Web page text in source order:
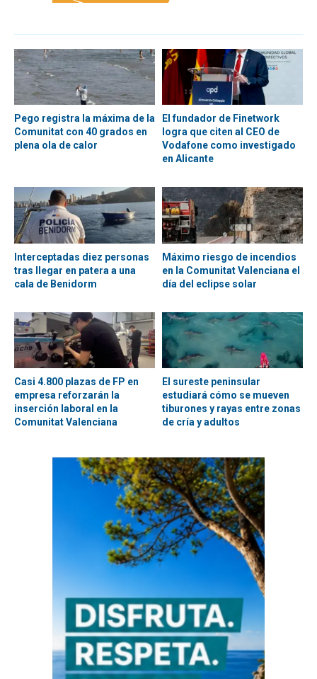
Pego registra la máxima de la
Comunitat con 40 grados en
plena ola de calor
El fundador de Finetwork
logra que citen al CEO de
Vodafone como investigado
en Alicante
Interceptadas diez personas
tras llegar en patera a una
cala de Benidorm
Máximo riesgo de incendios
en la Comunitat Valenciana el
día del eclipse solar
Casi 4.800 plazas de FP en
empresa reforzarán la
inserción laboral en la
Comunitat Valenciana
El sureste peninsular
estudiará cómo se mueven
tiburones y rayas entre zonas
de cría y adultos